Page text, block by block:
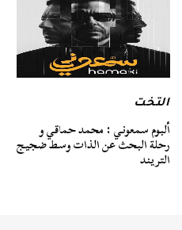
التخت
ألبوم سمعوني : محمد حماقي و
رحلة البحث عن الذات وسط ضجيج
التريند